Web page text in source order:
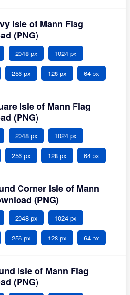
Isle of Mann Flag
(PNG)
2048 px 1024 px
256 px 128 px 64 px
Isle of Mann Flag
(PNG)
2048 px 1024 px
256 px 128 px 64 px
Corner Isle of Mann
(PNG)
2048 px 1024 px
256 px 128 px 64 px
Isle of Mann Flag
(PNG)